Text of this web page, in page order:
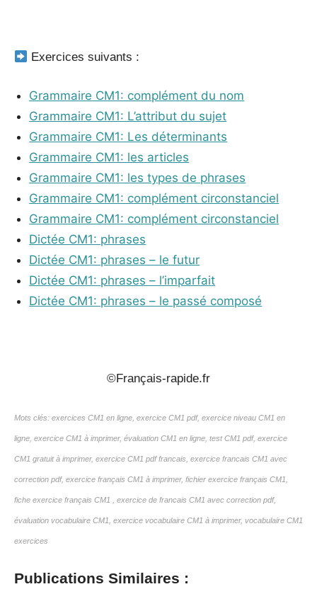
Exercices suivants :
Grammaire CM1: complément du nom
Grammaire CM1: L’attribut du sujet
Grammaire CM1: Les déterminants
Grammaire CM1: les articles
Grammaire CM1: les types de phrases
Grammaire CM1: complément circonstanciel
Grammaire CM1: complément circonstanciel
Dictée CM1: phrases
Dictée CM1: phrases – le futur
Dictée CM1: phrases – l’imparfait
Dictée CM1: phrases – le passé composé
©Français-rapide.fr
Mots clés: exercices CM1 en ligne, exercice CM1 pdf, exercice niveau CM1 en
ligne, exercice CM1 à imprimer, évaluation CM1 en ligne, test CM1 pdf, exercice
CM1 gratuit à imprimer, exercice CM1 pdf francais, exercice francais CM1 avec
correction pdf, exercice français CM1 à imprimer, fichier exercice français CM1,
fiche exercice français CM1 , exercice de francais CM1 avec correction pdf,
évaluation vocabulaire CM1, exercice vocabulaire CM1 à imprimer, vocabulaire CM1
exercices
Publications Similaires :